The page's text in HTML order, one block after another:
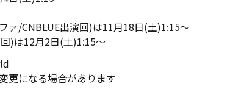
ァ/CNBLUE出演回)は11月18日(土)1:15～
)は12月2日(土)1:15～
更になる場合があります